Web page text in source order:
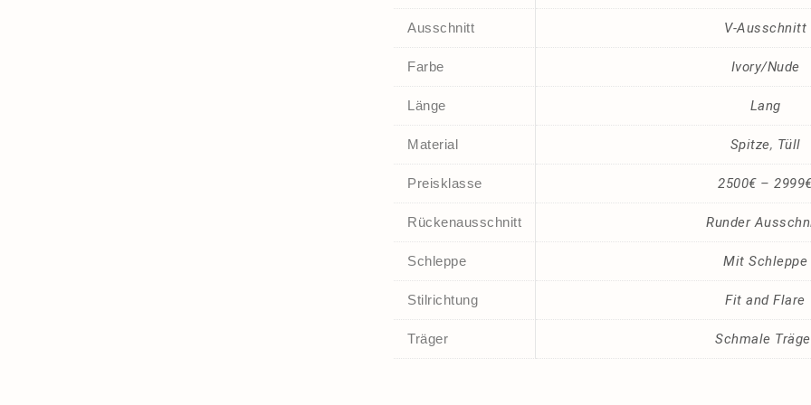
Ausschnitt V-Ausschnitt
Farbe Ivory/Nude
Länge Lang
Material Spitze, Tüll
Preisklasse 2500€ –
Rückenausschnitt Runder
Schleppe Mit Schleppe
Stilrichtung Fit and Flare
Träger Schmale